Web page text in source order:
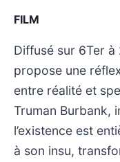
FILM
Diffusé sur 6Ter à
propose une
entre réalité et
Truman Burbank,
l’existence est
à son insu,